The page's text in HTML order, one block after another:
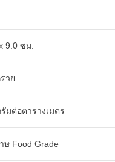
9.0 ซม.
วย
มต่อตารางเมตร
ษ Food Grade